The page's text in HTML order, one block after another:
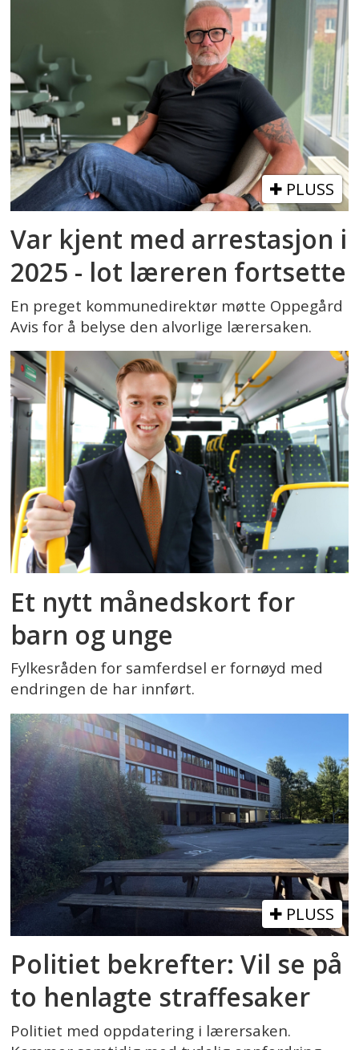
PLUSS
Var kjent med arrestasjon i
2025 - lot læreren fortsette
En preget kommunedirektør møtte Oppegård
Avis for å belyse den alvorlige lærersaken.
Et nytt månedskort for
barn og unge
Fylkesråden for samferdsel er fornøyd med
endringen de har innført.
PLUSS
Politiet bekrefter: Vil se på
to henlagte straffesaker
Politiet med oppdatering i lærersaken.